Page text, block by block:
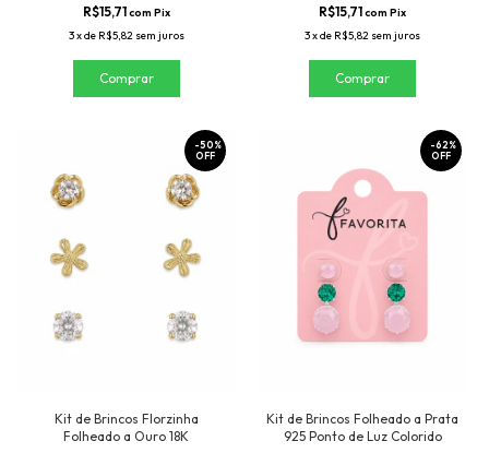
R$15,71com Pix
3xde R$5,82 sem juros
R$15,71com Pix
3xde R$5,82 sem juros
Kit de Brincos Florzinha
Folheado a Ouro 18K
-50%
OFF
Kit de Brincos Folheado a Prata
925 Ponto de Luz Colorido
-62%
OFF